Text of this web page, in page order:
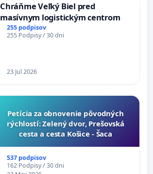
Chráňme Veľký Biel pred
masívnym logistickým centrom
255 podpisov
255 Podpisy / 30 dni
23 Jul 2026
​Petícia za obnovenie pôvodných
rýchlostí: Zelený dvor, Prešovská
cesta a cesta Košice - Šaca
537 podpisov
162 Podpisy / 30 dni